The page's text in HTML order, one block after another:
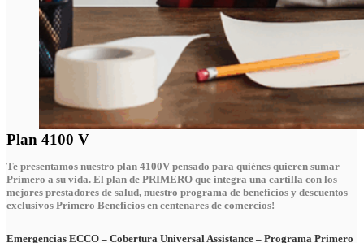
Plan 4100 V
Te presentamos nuestro plan 4100V pensado para quiénes quieren sumar
Primero a su vida. El plan de PRIMERO que integra una cartilla con los
mejores prestadores de salud, nuestro programa de beneficios y descuentos
exclusivos Primero Beneficios en centenares de comercios!
Emergencias ECCO – Cobertura Universal Assistance – Programa Primero